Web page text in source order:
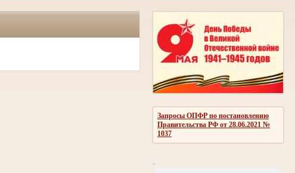
Запросы ОПФР по постановлению
Правительства РФ от 28.06.2021 №
1037